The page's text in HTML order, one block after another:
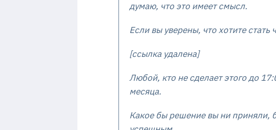
думаю, что это имеет смысл.
Если вы уверены, что хотите
[ссылка удалена]
Любой, кто не сделает этого до
месяца.
Какое бы решение вы ни приняли,